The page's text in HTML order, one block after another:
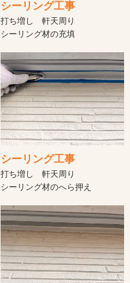
シーリング工事
打ち増し 軒天周り
シーリング材の充填
シーリング工事
打ち増し 軒天周り
シーリング材のへら押え